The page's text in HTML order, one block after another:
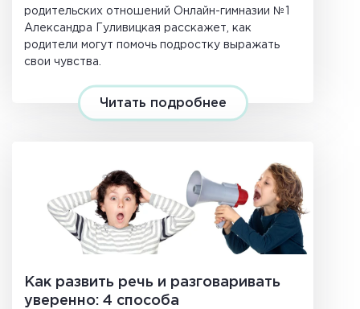
родительских отношений Онлайн-гимназии №1
Александра Гуливицкая расскажет, как
родители могут помочь подростку выражать
свои чувства.
Читать подробнее
Как развить речь и разговаривать
уверенно: 4 способа